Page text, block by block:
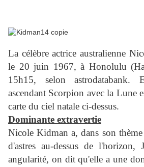
La célèbre actrice australienne
le 20 juin 1967, à Honolulu
15h15, selon astrodatabank.
ascendant Scorpion avec la Lune
carte du ciel natale ci-dessus.
Dominante extravertie
Nicole Kidman a, dans son
d'astres au-dessus de l'horizon,
angularité, on dit qu'elle a une